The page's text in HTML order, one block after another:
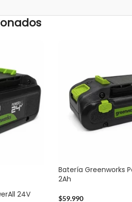
24V
Batería Greenworks
2Ah
$59.990